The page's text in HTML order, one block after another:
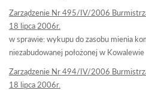
Zarządzenie Nr 495/IV/2006
18 lipca 2006r.
w sprawie: wykupu do zasobu mienia
niezabudowanej położonej w Kowalewie
Zarządzenie Nr 494/IV/2006
18 lipca 2006r.